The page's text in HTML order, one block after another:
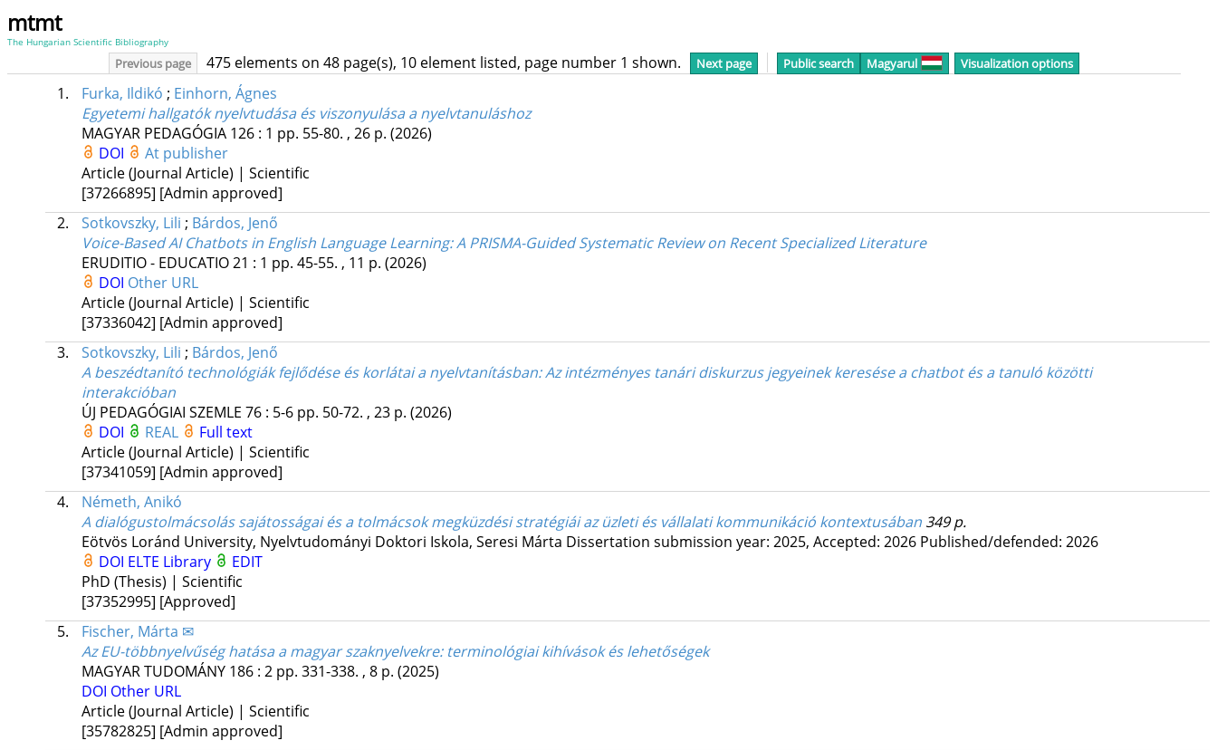
mtmt
The Hungarian Scientific Bibliography
Previous page 475 elements on 48 page(s), 10 element listed, page number 1 shown. Next page Public search Magyarul Visualization options
1. Furka, Ildikó ; Einhorn, Ágnes
Egyetemi hallgatók nyelvtudása és viszonyulása a nyelvtanuláshoz
MAGYAR PEDAGÓGIA 126: 1 pp. 55-80. , 26 p. (2026)
DOI
At publisher
Article (Journal Article) | Scientific
[37266895] [Admin approved]
2.
Sotkovszky, Lili ; Bárdos, Jenő
Voice-Based AI Chatbots in English Language Learning: A PRISMA-Guided Systematic Review on Recent Specialized Literature
ERUDITIO - EDUCATIO21 : 1 pp. 45-55. , 11 p. (2026)
DOI Other URL
Article (Journal Article) | Scientific
[37336042] [Admin approved]
3.
Sotkovszky, Lili ; Bárdos, Jenő
A beszédtanító technológiák fejlődése és korlátai a nyelvtanításban: Az intézményes tanári diskurzus jegyeinek keresése a chatbot és a tanuló közötti
interakcióban
ÚJ PEDAGÓGIAI SZEMLE 76: 5-6 pp. 50-72. , 23 p. (2026)
DOI
REAL
Full text
Article (Journal Article) | Scientific
[37341059] [Admin approved]
4.
Németh, Anikó
A dialógustolmácsolás sajátosságai és a tolmácsok megküzdési stratégiái az üzleti és vállalati kommunikáció kontextusában349 p.
Eötvös Loránd University, Nyelvtudományi Doktori Iskola, Seresi Márta Dissertation submission year: 2025, Accepted: 2026 Published/defended: 2026
DOI ELTE Library
EDIT
PhD (Thesis) | Scientific
[37352995] [Approved]
5.
Fischer, Márta ✉
Az EU-többnyelvűség hatása a magyar szaknyelvekre: terminológiai kihívások és lehetőségek
MAGYAR TUDOMÁNY 186: 2 pp. 331-338. , 8 p. (2025)
DOI Other URL
Article (Journal Article) | Scientific
[35782825] [Admin approved]